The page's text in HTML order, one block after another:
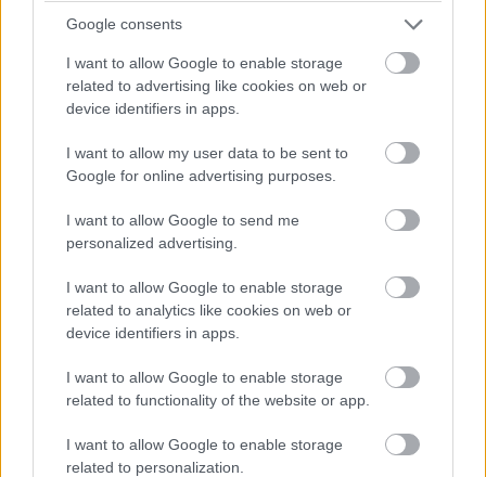
Google consents
I want to allow Google to enable storage
related to advertising like cookies on web or
device identifiers in apps.
I want to allow my user data to be sent to
Google for online advertising purposes.
I want to allow Google to send me
personalized advertising.
I want to allow Google to enable storage
related to analytics like cookies on web or
device identifiers in apps.
I want to allow Google to enable storage
related to functionality of the website or app.
I want to allow Google to enable storage
related to personalization.
Ας φυγει αμα ζηταει τρελα ποσα. Και σαν
χαρακτηρας προβληματικος ειναι μονο και μονο
ακουγοντας τον να λεει στον ημιχρονο των
τελικων οτι πρεπει να παιρνει ολες τις επιθεσεις.
ΥΓ Μακαρι να παρει τον Χιφι απο την Παρι ο
οποιος ειναι δεκα φορες καλυτερος
Απάντησε
Likes Απαντήσεις
seluk
30/06/2025 - 16:19
Ο Χιφι κοστιζει βεβαια και 10 φορες
περισσοτερα (που λεει ο λογος). Μιλαμε για το
νο1 ταλεντο στην Ευρωπη αυτη τη στιγμη. Βεβαια
καμια σχεση οι δυο παιχτες, ο μεν Χιφι ειναι
κοντος και σουταρει απο μακρια (αποκλειστικα
στο 2), ο ΜακΚισικ παιζει και στο 3 κι ειναι πολυ
πιο δυνατος και κανει ντραιβ.